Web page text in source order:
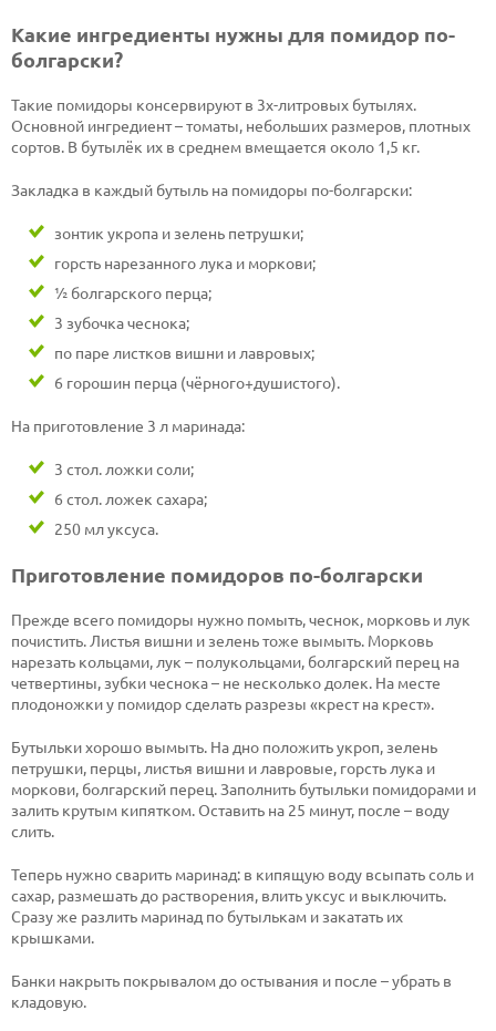
Какие ингредиенты нужны для помидор по-
болгарски?
Такие помидоры консервируют в 3х-литровых бутылях.
Основной ингредиент – томаты, небольших размеров, плотных
сортов. В бутылёк их в среднем вмещается около 1,5 кг.
Закладка в каждый бутыль на помидоры по-болгарски:
зонтик укропа и зелень петрушки;
горсть нарезанного лука и моркови;
½ болгарского перца;
3 зубочка чеснока;
по паре листков вишни и лавровых;
6 горошин перца (чёрного+душистого).
На приготовление 3 л маринада:
3 стол. ложки соли;
6 стол. ложек сахара;
250 мл уксуса.
Приготовление помидоров по-болгарски
Прежде всего помидоры нужно помыть, чеснок, морковь и лук
почистить. Листья вишни и зелень тоже вымыть. Морковь
нарезать кольцами, лук – полукольцами, болгарский перец на
четвертины, зубки чеснока – не несколько долек. На месте
плодоножки у помидор сделать разрезы «крест на крест».
Бутыльки хорошо вымыть. На дно положить укроп, зелень
петрушки, перцы, листья вишни и лавровые, горсть лука и
моркови, болгарский перец. Заполнить бутыльки помидорами и
залить крутым кипятком. Оставить на 25 минут, после – воду
слить.
Теперь нужно сварить маринад: в кипящую воду всыпать соль и
сахар, размешать до растворения, влить уксус и выключить.
Сразу же разлить маринад по бутылькам и закатать их
крышками.
Банки накрыть покрывалом до остывания и после – убрать в
кладовую.